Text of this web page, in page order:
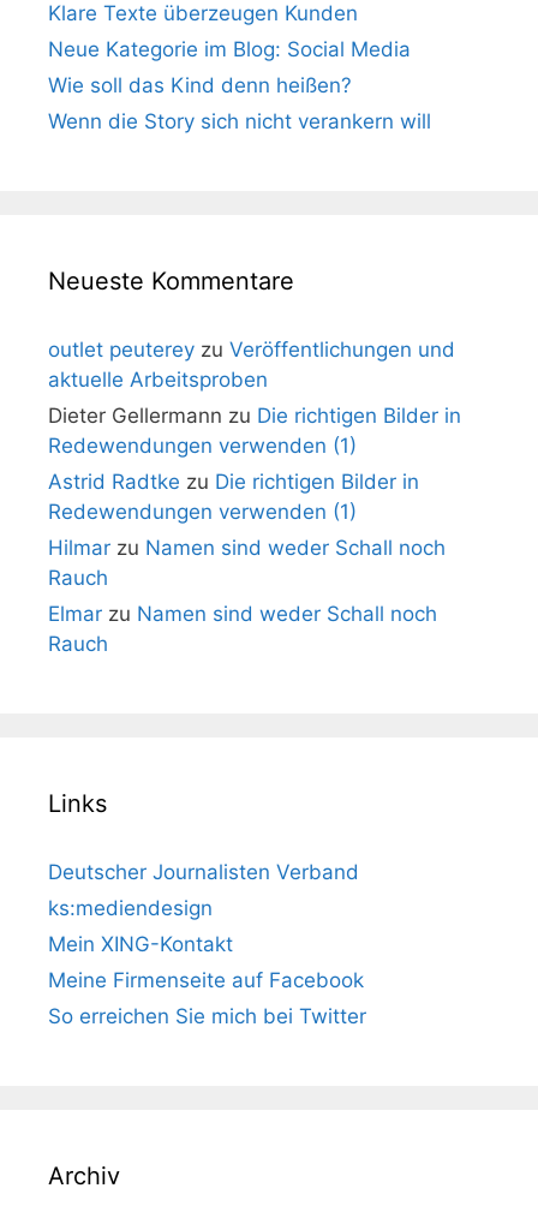
Klare Texte überzeugen Kunden
Neue Kategorie im Blog: Social Media
Wie soll das Kind denn heißen?
Wenn die Story sich nicht verankern will
Neueste Kommentare
outlet peuterey zu Veröffentlichungen und
aktuelle Arbeitsproben
Dieter Gellermann zu Die richtigen Bilder in
Redewendungen verwenden (1)
Astrid Radtke zu Die richtigen Bilder in
Redewendungen verwenden (1)
Hilmar zu Namen sind weder Schall noch
Rauch
Elmar zu Namen sind weder Schall noch
Rauch
Links
Deutscher Journalisten Verband
ks:mediendesign
Mein XING-Kontakt
Meine Firmenseite auf Facebook
So erreichen Sie mich bei Twitter
Archiv